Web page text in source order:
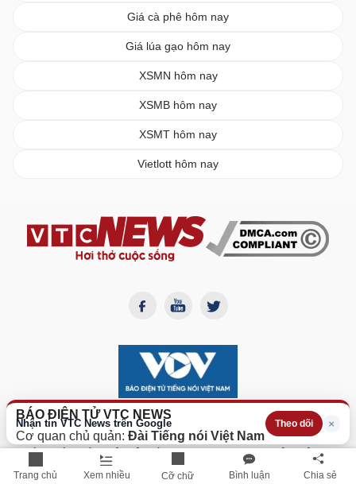
Trang chủ Xem nhiều Cỡ chữ Bình luận Chia sẻ
Nhận tin VTC News trên Google Theo dõi ×
Giá cà phê hôm nay
Giá lúa gạo hôm nay
XSMN hôm nay
XSMB hôm nay
XSMT hôm nay
Vietlott hôm nay
BÁO ĐIỆN TỬ VTC NEWS
Cơ quan chủ quản: Đài Tiếng nói Việt Nam
Giấy phép Báo điện tử số
382/GP-BTTTTdo Bộ Thông
tin Truyền thông cấp lại ngày 12/10/2023.